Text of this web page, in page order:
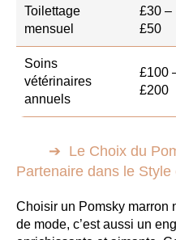
Toilettage
mensuel
£30 –
£50
Soins
vétérinaires
annuels
£100
£200
Le Choix du
Partenaire dans le
Choisir un Pomsky marron
de mode, c’est aussi un